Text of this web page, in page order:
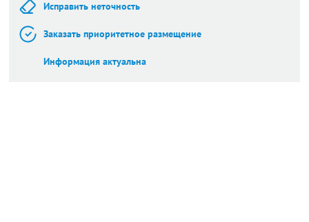
Исправить неточность
Заказать приоритетное размещение
Информация актуальна